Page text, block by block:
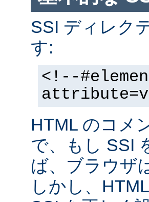
SSI ディレク
す:
<!--
HTML のコメ
で、もし SSI
ば、ブラウザ
しかし、